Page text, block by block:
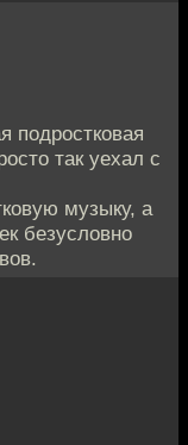
подростковая
так уехал с
музыку, а
безусловно